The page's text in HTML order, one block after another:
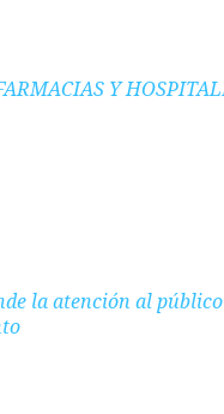
Y
la atención al